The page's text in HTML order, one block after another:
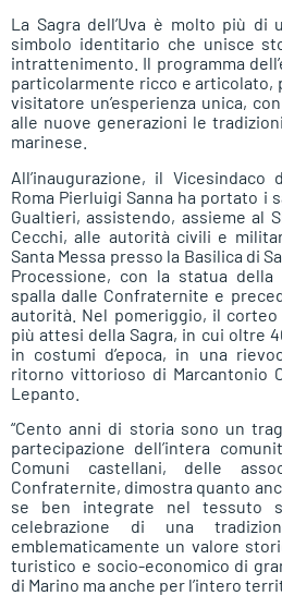
La Sagra dell’Uva è molto più di
simbolo identitario che unisce
intrattenimento. Il programma
particolarmente ricco e articolato,
visitatore un’esperienza unica,
alle nuove generazioni le
marinese.
All’inaugurazione, il
Roma Pierluigi Sanna ha portato i
Gualtieri, assistendo, assieme al
Cecchi, alle autorità civili e
Santa Messa presso la Basilica di
Processione, con la statua della
spalla dalle Confraternite e
autorità. Nel pomeriggio, il
più attesi della Sagra, in cui oltre
in costumi d’epoca, in una
ritorno vittorioso di Marcantonio
Lepanto.
“Cento anni di storia sono un
partecipazione dell’intera
Comuni castellani, delle
Confraternite, dimostra quanto
se ben integrate nel tessuto
celebrazione di una
emblematicamente un valore
turistico e socio-economico di
di Marino ma anche per l’intero